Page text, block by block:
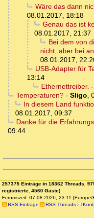
Wäre das dann
08.01.2017, 18:18
Genau das ist
08.01.2017, 21:37
Bei dem von
nicht, aber bei
08.01.2017,
USB-Adapter für
13:14
Ethernettreiber. -
Temperaturen?- Sligo,
In diesem Land
08.01.2017, 09:37
Danke für die
09:44
257375 Einträge in 18362 Threads,
registrierte, 4560 Gäste)
Forumszeit: 07.08.2026, 23:11 (Europe/
RSS Einträge
RSS Threads